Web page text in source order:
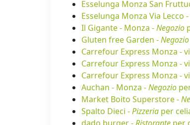
Esselunga Monza San
Esselunga Monza Via Lecco -
Il Gigante - Monza -Negozio
Gluten free Garden -Negozio
Carrefour Express Monza -
Carrefour Express Monza -
Carrefour Express Monza -
Auchan - Monza -Negozio
Market Boito Superstore -
Spalto Dieci -Pizzeria per